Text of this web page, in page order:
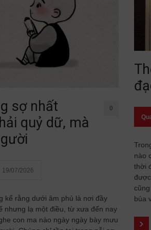
sợ nhất
quỷ dữ, mà
0
19/07/2026
kể rằng dưới âm phủ là nơi đầy
nhưng lạ một điều, từ xưa đến nay
con ma nào ngày ngày bày mưu
nào
thời
bủa